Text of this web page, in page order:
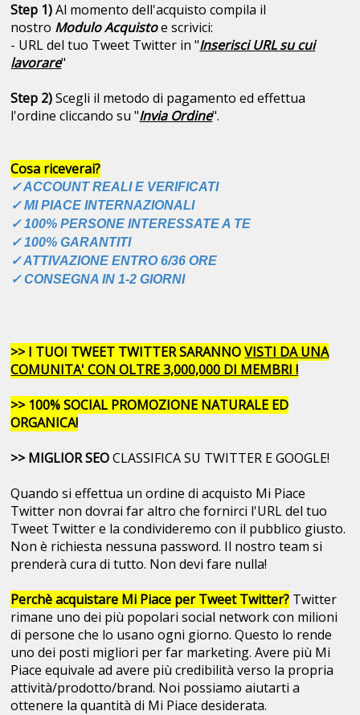
Step 1)Al momento dell'acquisto compila il
nostro Modulo Acquistoe scrivici:
- URL del tuo Tweet Twitter in "Inserisci URL su cui
lavorare"
Step 2)Scegli il metodo di pagamento ed effettua
l'ordine cliccando su "Invia Ordine".
Cosa riceverai?
✓ ACCOUNT REALI E VERIFICATI
✓ MI PIACE INTERNAZIONALI
✓ 100% PERSONE INTERESSATE A TE
✓ 100% GARANTITI
✓ ATTIVAZIONE ENTRO 6/36 ORE
✓ CONSEGNA IN 1-2 GIORNI
>> I TUOI TWEET TWITTER SARANNOVISTI DA UNA
COMUNITA' CON OLTRE 3,000,000 DI MEMBRI !
>> 100% SOCIAL PROMOZIONE NATURALE ED
ORGANICA!
>> MIGLIOR SEOCLASSIFICA SU TWITTER E GOOGLE!
Quando si effettua un ordine di acquisto Mi Piace
Twitter non dovrai far altro che fornirci l'URL del tuo
Tweet Twitter e la condivideremo con il pubblico giusto.
Non è richiesta nessuna password. Il nostro team si
prenderà cura di tutto. Non devi fare nulla!
Perchè acquistare Mi Piace per Tweet Twitter? Twitter
rimane uno dei più popolari social network con milioni
di persone che lo usano ogni giorno. Questo lo rende
uno dei posti migliori per far marketing. Avere più Mi
Piace equivale ad avere più credibilità verso la propria
attività/prodotto/brand. Noi possiamo aiutarti a
ottenere la quantità di Mi Piace desiderata.